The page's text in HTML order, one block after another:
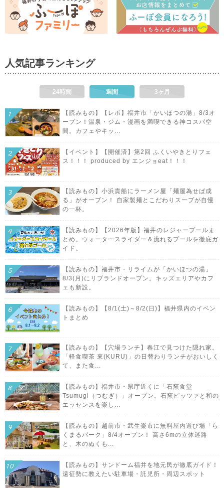
人気記事ランキング
24時間 週間 3ヶ月
【読みもの】【レポ】福井市「かいほつの湯」8/3オ
ープン！温泉・ジム・漫画を満喫できる神コスパ空
間。カフェやキッ...
【イベント】【開催済】第2回 ふくいやきとりフェ
ス！！！ produced by エンジョeat！！！
【読みもの】小浜貴船にラーメン屋「麺屋為せば成
る」がオープン！ 自家製麺とこだわりスープが自慢
の一杯。
【読みもの】【2026年版】福井のレジャープールま
とめ。ウォータースライダー＆流れるプールを徹底ガ
イド。
【読みもの】福井市・リライムが「かいほつの湯」
8/3(月)にリブランドオープン。キッズエリアやカフ
ェも新設。
【読みもの】【8/1(土)～8/2(日)】福井県内のイベン
トまとめ
【読みもの】【穴場ランチ】春江で見つけた隠れ家。
「軽食喫茶 來(KURU)」の日替わりランチがおいしく
て、また食...
【読みもの】福井市・県庁近くに「石窯食堂
Tsumugi（つむぎ）」オープン。石窯ピッツァと和の
エッセンスを楽し...
【読みもの】越前市・武生楽市に無料屋内遊び場「ら
くまるパーク」8/4オープン！ 高さ6mの立体迷路
と、木のぬくも...
【読みもの】サンドーム福井を地元民が徹底ガイド！
遠征勢に教えたい駐車場・託児所・周辺スポット